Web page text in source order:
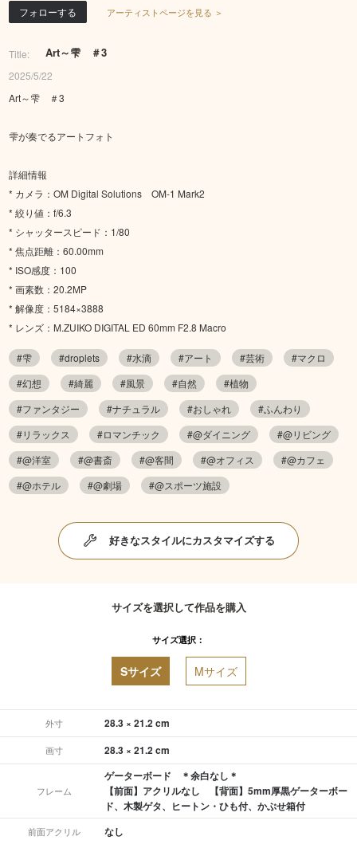
フォローする アーティストページを見る ＞
Title: Art～雫 ＃3
2025/5/22
Art～雫 ＃3
雫が奏でるアートフォト
詳細情報
* カメラ：OM Digital Solutions OM-1 Mark2
* 絞り値：f/6.3
* シャッタースピード：1/80
* 焦点距離：60.00mm
* ISO感度：100
* 画素数：20.2MP
* 解像度：5184×3888
* レンズ：M.ZUIKO DIGITAL ED 60mm F2.8 Macro
#雫 #droplets #水滴 #アート #芸術
#マクロ
#幻想
#綺麗 #風景 #自然
#植物
#ファンタジー
#ナチュラル #おしゃれ
#ふんわり
#リラックス
#ロマンチック #@ダイニング
#@リビング
#@洋室
#@書斎 #@客間 #@オフィス
#@カフェ
#@ホテル
#@劇場 #@スポーツ施設
好きなスタイルにカスタマイズする
サイズを選択して作品を購入
サイズ選択：
Sサイズ Mサイズ
外寸 28.3 × 21.2 cm
画寸 28.3 × 21.2 cm
フレーム
ゲーターボード ＊余白なし＊
【前面】アクリルなし 【背面】5mm厚黒ゲーターボー
ド、木製ゲタ、ヒートン・ひも付、かぶせ箱付
前面アクリル なし